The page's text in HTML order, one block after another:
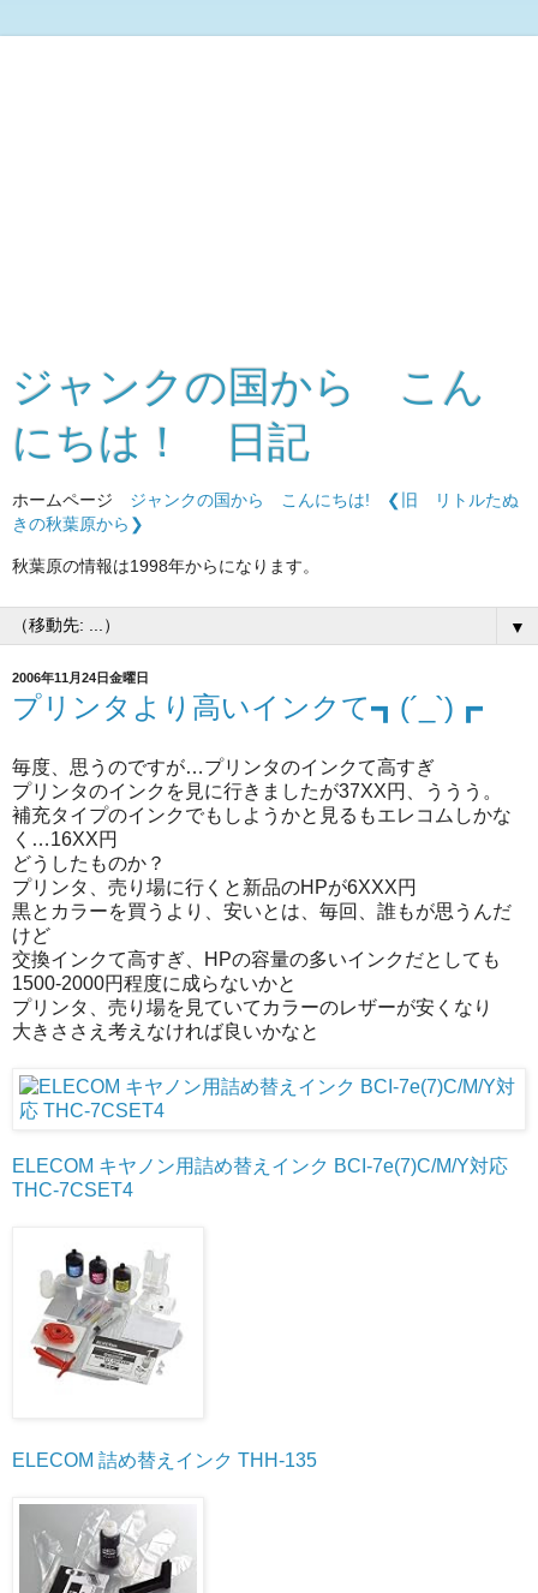
ジャンクの国から こん
にちは！ 日記
ホームページ ジャンクの国から こんにちは!
❮旧 リトルたぬ
きの秋葉原から❯
秋葉原の情報は1998年からになります。
▼
2006年11月24日金曜日
プリンタより高いインクて┓(´_`)┏
毎度、思うのですが…プリンタのインクて高すぎ
プリンタのインクを見に行きましたが37XX円、ううう。
補充タイプのインクでもしようかと見るもエレコムしかな
く…16XX円
どうしたものか？
プリンタ、売り場に行くと新品のHPが6XXX円
黒とカラーを買うより、安いとは、毎回、誰もが思うんだ
けど
交換インクて高すぎ、HPの容量の多いインクだとしても
1500-2000円程度に成らないかと
プリンタ、売り場を見ていてカラーのレザーが安くなり
大きささえ考えなければ良いかなと
ELECOM キヤノン用詰め替えインク BCI -7e(7)C/M/Y対応
THC-7CSET4
ELECOM 詰め替えインク THH-135